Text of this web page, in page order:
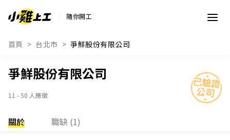
隨你開工
首頁 台北市 爭鮮股份有限公司
爭鮮股份有限公司
11 - 50 人應徵
關於 職缺 (1)